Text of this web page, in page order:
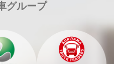
グループ